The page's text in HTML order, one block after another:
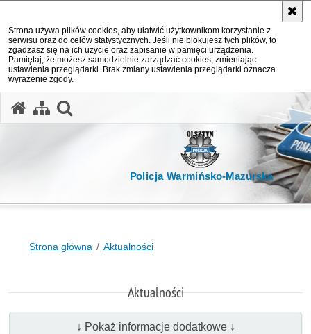
Strona używa plików cookies, aby ułatwić użytkownikom korzystanie z
serwisu oraz do celów statystycznych. Jeśli nie blokujesz tych plików, to
zgadzasz się na ich użycie oraz zapisanie w pamięci urządzenia.
Pamiętaj, że możesz samodzielnie zarządzać cookies, zmieniając
ustawienia przeglądarki. Brak zmiany ustawienia przeglądarki oznacza
wyrażenie zgody.
Policja Warmińsko-Mazurska
Strona główna Aktualności
Aktualności
↓ Pokaż informacje dodatkowe ↓